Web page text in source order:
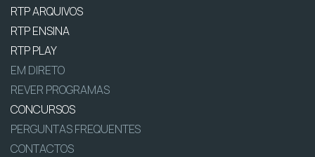
RTP ARQUIVOS
RTP ENSINA
RTP PLAY
EM DIRETO
REVER PROGRAMAS
CONCURSOS
PERGUNTAS FREQUENTES
CONTACTOS